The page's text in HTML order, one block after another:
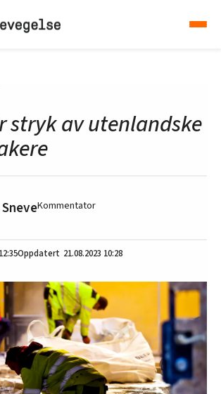
stryk av utenlandske
Kommentator
12:35 21.08.2023 10:28